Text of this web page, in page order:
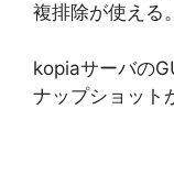
複排除が使える。
kopiaサーバの
ナップショット